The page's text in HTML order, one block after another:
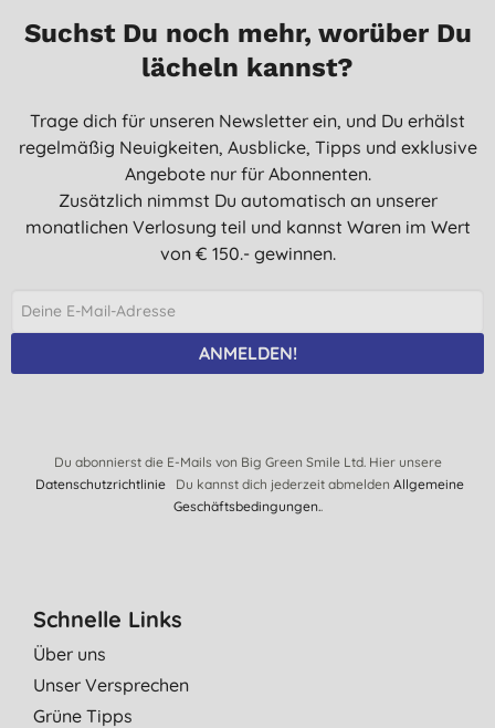
Suchst Du noch mehr, worüber Du
lächeln kannst?
Trage dich für unseren Newsletter ein, und Du erhälst
regelmäßig Neuigkeiten, Ausblicke, Tipps und exklusive
Angebote nur für Abonnenten.
Zusätzlich nimmst Du automatisch an unserer
monatlichen Verlosung teil und kannst Waren im Wert
von € 150.- gewinnen.
ANMELDEN!
Du abonnierst die E-Mails von Big Green Smile Ltd. Hier unsere
DatenschutzrichtlinieDu kannst dich jederzeit abmelden Allgemeine
Geschäftsbedingungen..
Schnelle Links
Über uns
Unser Versprechen
Grüne Tipps